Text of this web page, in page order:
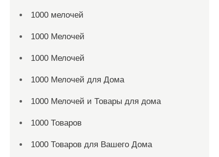
1000 мелочей
1000 Мелочей
1000 Мелочей
1000 Мелочей для Дома
1000 Мелочей и Товары для дома
1000 Товаров
1000 Товаров для Вашего Дома